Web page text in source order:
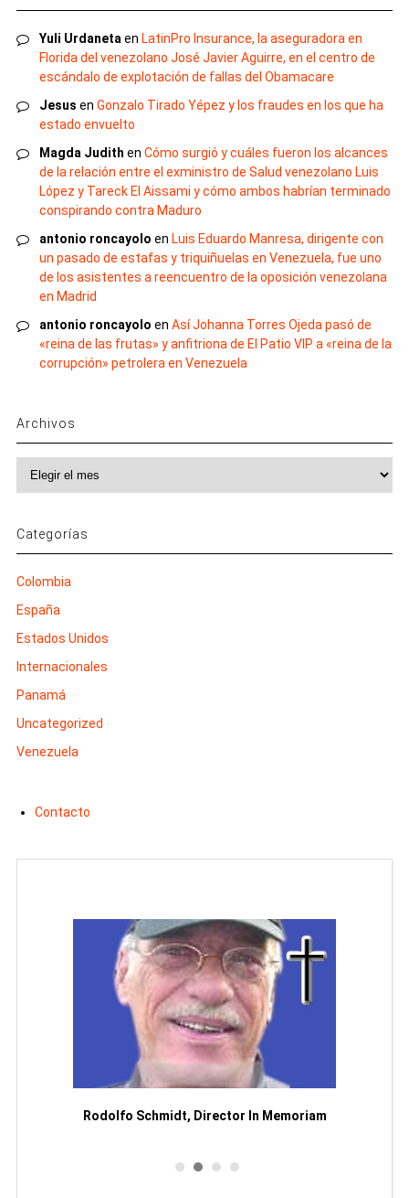
Yuli Urdaneta en LatinPro Insurance, la aseguradora en
Florida del venezolano José Javier Aguirre, en el centro de
escándalo de explotación de fallas del Obamacare
Jesus en Gonzalo Tirado Yépez y los fraudes en los que ha
estado envuelto
Magda Judith en Cómo surgió y cuáles fueron los alcances
de la relación entre el exministro de Salud venezolano Luis
López y Tareck El Aissami y cómo ambos habrían terminado
conspirando contra Maduro
antonio roncayolo en Luis Eduardo Manresa, dirigente con
un pasado de estafas y triquiñuelas en Venezuela, fue uno
de los asistentes a reencuentro de la oposición venezolana
en Madrid
antonio roncayolo en Así Johanna Torres Ojeda pasó de
«reina de las frutas» y anfitriona de El Patio VIP a «reina de la
corrupción» petrolera en Venezuela
Archivos
Categorías
Colombia
España
Estados Unidos
Internacionales
Panamá
Uncategorized
Venezuela
Contacto
Rodolfo Schmidt, Director In Memoriam